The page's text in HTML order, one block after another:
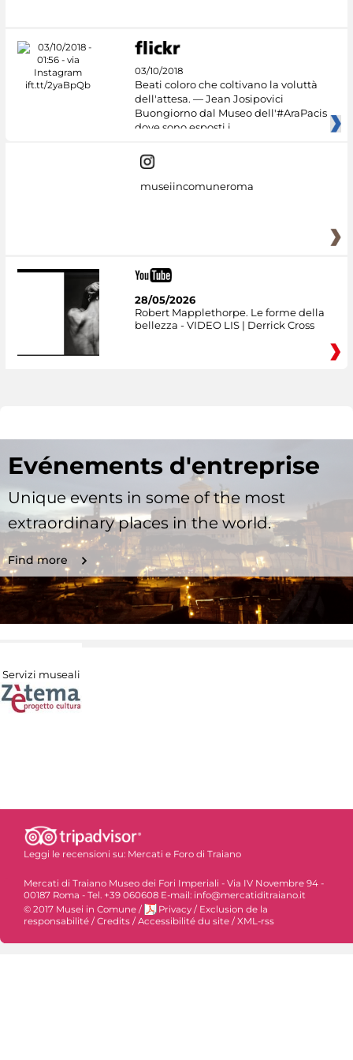
03/10/2018
Beati coloro che coltivano la voluttà
dell'attesa. — Jean Josipovici
Buongiorno dal Museo dell'#AraPacis
dove sono esposti i
museiincomuneroma
28/05/2026
Robert Mapplethorpe. Le forme della
bellezza - VIDEO LIS | Derrick Cross
Evénements d'entreprise
Unique events in some of the most
extraordinary places in the world.
Find more
Servizi museali
Leggi le recensioni su: Mercati e Foro di Traiano
Mercati di Traiano Museo dei Fori Imperiali - Via IV Novembre 94 -
00187 Roma - Tel. +39 060608 E-mail: info@mercatiditraiano.it
© 2017 Musei in Comune / Privacy / Exclusion de la
responsabilité /Credits /Accessibilité du site /XML-rss